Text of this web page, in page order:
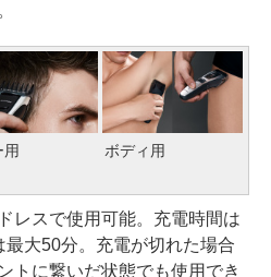
用 ボディ用
レスで使用可能。充電時間は
大50分。充電が切れた場合
トに繋いだ状態でも使用でき